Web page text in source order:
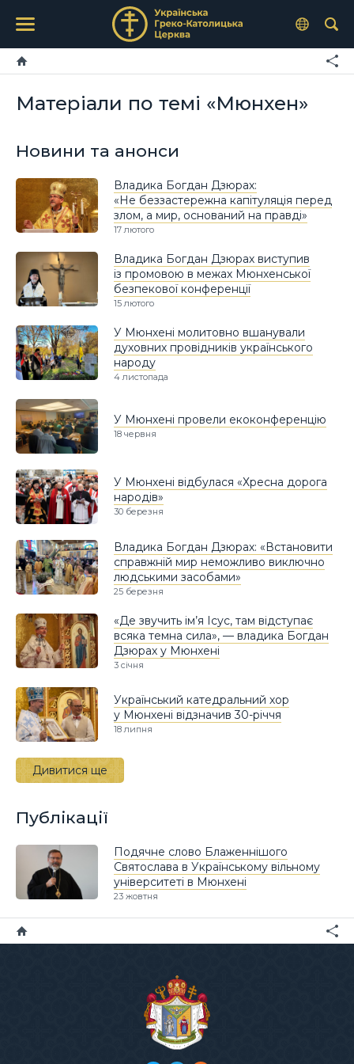
Матеріали по темі «Мюнхен»
Новини та анонси
Владика Богдан Дзюрах:
«Не беззастережна капітуляція перед
злом, а мир, оснований на правді»
17 лютого
Владика Богдан Дзюрах виступив
із промовою в межах Мюнхенської
безпекової конференції
15 лютого
У Мюнхені молитовно вшанували
духовних провідників українського
народу
4 листопада
У Мюнхені провели екоконференцію
18 червня
У Мюнхені відбулася «Хресна дорога
народів»
30 березня
Владика Богдан Дзюрах: «Встановити
справжній мир неможливо виключно
людськими засобами»
25 березня
«Де звучить ім’я Ісус, там відступає
всяка темна сила», — владика Богдан
Дзюрах у Мюнхені
3 січня
Український катедральний хор
у Мюнхені відзначив 30-річчя
18 липня
Дивитися ще
Публікації
Подячне слово Блаженнішого
Святослава в Українському вільному
університеті в Мюнхені
23 жовтня